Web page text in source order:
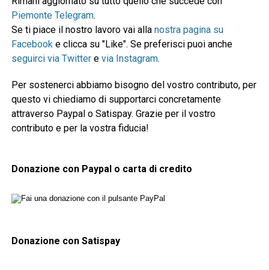
Piemonte Telegram.
Se ti piace il nostro lavoro vai alla nostra pagina su
Facebooke clicca su "Like". Se preferisci puoi anche
seguirci via Twittere via Instagram.
Per sostenerci abbiamo bisogno del vostro contributo, per
questo vi chiediamo di supportarci concretamente
attraverso Paypal o Satispay. Grazie per il vostro
contributo e per la vostra fiducia!
Donazione con Paypal o carta di credito
Donazione con Satispay